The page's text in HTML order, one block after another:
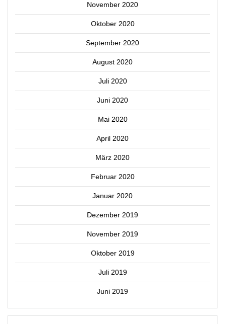
November 2020
Oktober 2020
September 2020
August 2020
Juli 2020
Juni 2020
Mai 2020
April 2020
März 2020
Februar 2020
Januar 2020
Dezember 2019
November 2019
Oktober 2019
Juli 2019
Juni 2019